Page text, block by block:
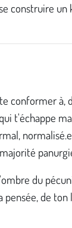
construire un
conformer à,
t'échappe
du
pensée, de